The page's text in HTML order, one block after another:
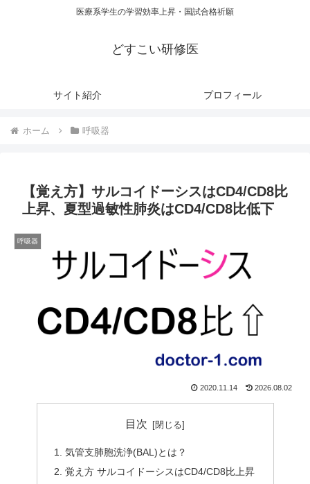
医療系学生の学習効率上昇・国試合格祈願
どすこい研修医
サイト紹介 プロフィール
ホーム 呼吸器
【覚え方】サルコイドーシスはCD4/CD8比
上昇、夏型過敏性肺炎はCD4/CD8比低下
呼吸器
2020.11.14 2026.08.02
目次
気管支肺胞洗浄(BAL)とは？
覚え方 サルコイドーシスはCD4/CD8比上昇